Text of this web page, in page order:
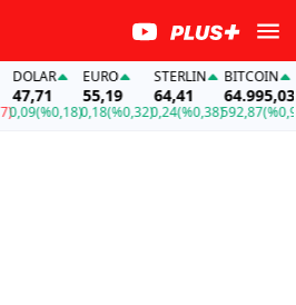
DOLAR
47,71
(%0,18)
EURO
55,19
0,18(%0,32)
STERLIN
64,41
0,24(%0,38)
BITCOIN
64.995,03
592,87(%0,92)